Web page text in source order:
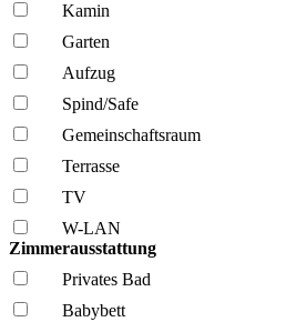
Kamin
Garten
Aufzug
Spind/Safe
Gemeinschafts­raum
Terrasse
TV
W-LAN
Zimmerausstattung
Privates Bad
Babybett